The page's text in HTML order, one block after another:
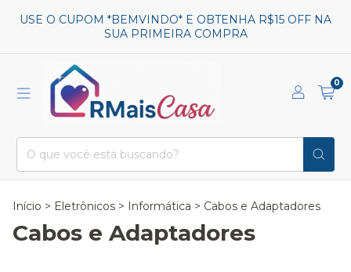
USE O CUPOM *BEMVINDO* E OBTENHA R$15 OFF NA
SUA PRIMEIRA COMPRA
0
Início > Eletrônicos > Informática > Cabos e Adaptadores
Cabos e Adaptadores